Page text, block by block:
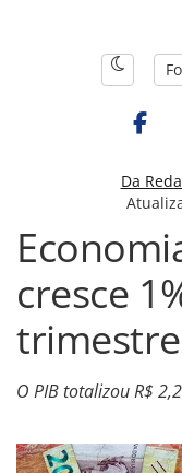
Da
cresce
O PIB totalizou R$